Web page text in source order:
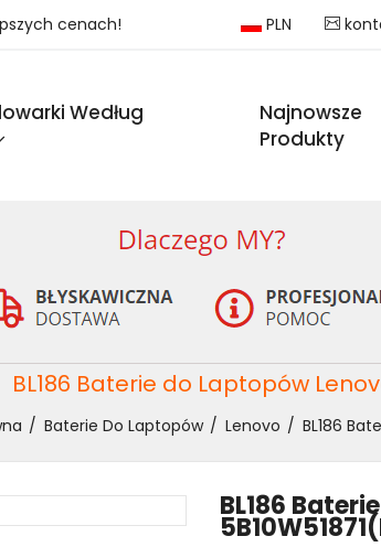
cenach! PLN
Według
Najnowsze
Produkty
BL186 Baterie do Laptopów
Baterie Do Laptopów Lenovo BL186
BL186